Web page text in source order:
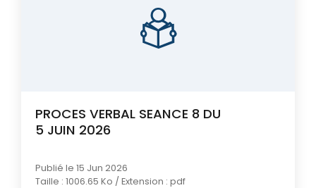
PROCES VERBAL SEANCE 8 DU
5 JUIN 2026
Publié le 15 Jun 2026
Taille : 1006.65 Ko / Extension : pdf